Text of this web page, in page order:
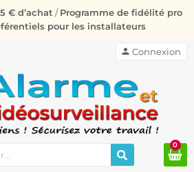
€ d’achat /Programme de fidélité pro
pour les installateurs
person Connexion
0